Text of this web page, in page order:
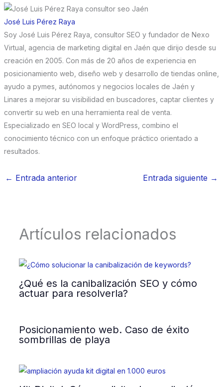
José Luis Pérez Raya
Soy José Luis Pérez Raya, consultor SEO y fundador de Nexo
Virtual, agencia de marketing digital en Jaén que dirijo desde su
creación en 2005. Con más de 20 años de experiencia en
posicionamiento web, diseño web y desarrollo de tiendas online,
ayudo a pymes, autónomos y negocios locales de Jaén y
Linares a mejorar su visibilidad en buscadores, captar clientes y
convertir su web en una herramienta real de venta.
Especializado en SEO local y WordPress, combino el
conocimiento técnico con un enfoque práctico orientado a
resultados.
← Entrada anterior Entrada siguiente →
Artículos relacionados
¿Qué es la canibalización SEO y cómo
actuar para resolverla?
Posicionamiento web. Caso de éxito
sombrillas de playa